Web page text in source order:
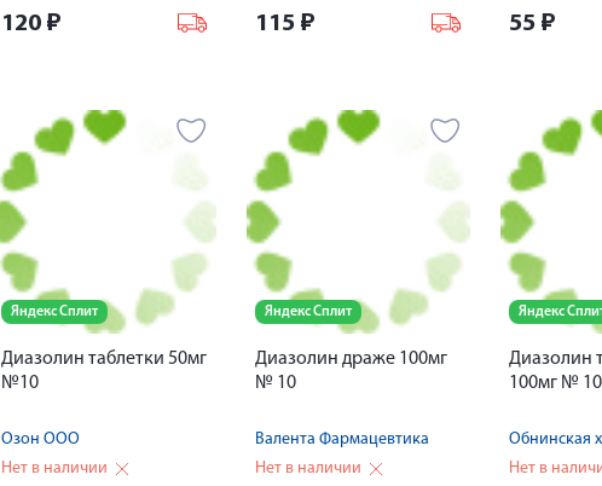
120 ₽ 115 ₽ 55 ₽
Яндекс Сплит
Диазолин таблетки 50мг
№10
Озон ООО
Нет в наличии
Яндекс Сплит
Диазолин драже 100мг
№ 10
Валента Фармацевтика
Нет в наличии
Яндекс
Диазолин
100мг № 10
Нет в